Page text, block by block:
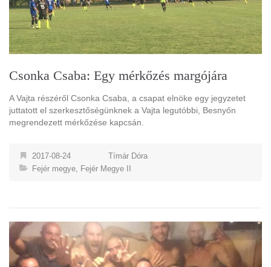
Csonka Csaba: Egy mérkőzés margójára
A Vajta részéről Csonka Csaba, a csapat elnöke egy jegyzetet
juttatott el szerkesztőségünknek a Vajta legutóbbi, Besnyőn
megrendezett mérkőzése kapcsán.
2017-08-24
Tímár Dóra
Fejér megye, Fejér Megye II